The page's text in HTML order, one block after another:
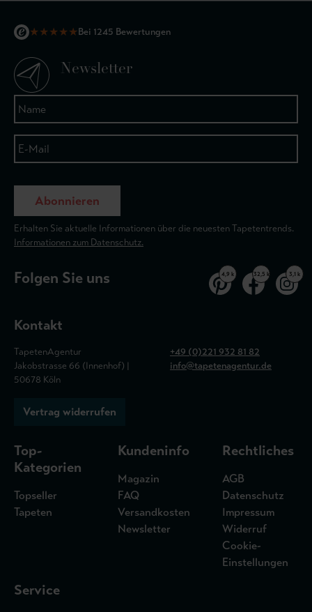
★★★★★Bei 1245 Bewertungen
Newsletter
Abonnieren
Erhalten Sie aktuelle Informationen über die neuesten Tapetentrends.
Informationen zum Datenschutz.
Folgen Sie uns 4,9 k 32,5 k 3,1 k
Kontakt
TapetenAgentur
Jakobstrasse 66 (Innenhof) |
50678 Köln
+49 (0)221 932 81 82
info@tapetenagentur.de
Vertrag widerrufen
Top-
Kategorien
Topseller
Tapeten
Kundeninfo
Magazin
FAQ
Versandkosten
Newsletter
Rechtliches
AGB
Datenschutz
Impressum
Widerruf
Cookie-
Einstellungen
Service